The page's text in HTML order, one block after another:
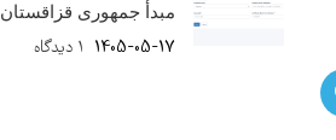
مبدأ جمهوری قزاقستان
1405-05-17 ۱ دیدگاه